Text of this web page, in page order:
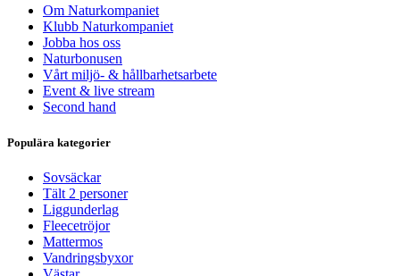
Om Naturkompaniet
Klubb Naturkompaniet
Jobba hos oss
Naturbonusen
Vårt miljö- & hållbarhetsarbete
Event & live stream
Second hand
Populära kategorier
Sovsäckar
Tält 2 personer
Liggunderlag
Fleecetröjor
Mattermos
Vandringsbyxor